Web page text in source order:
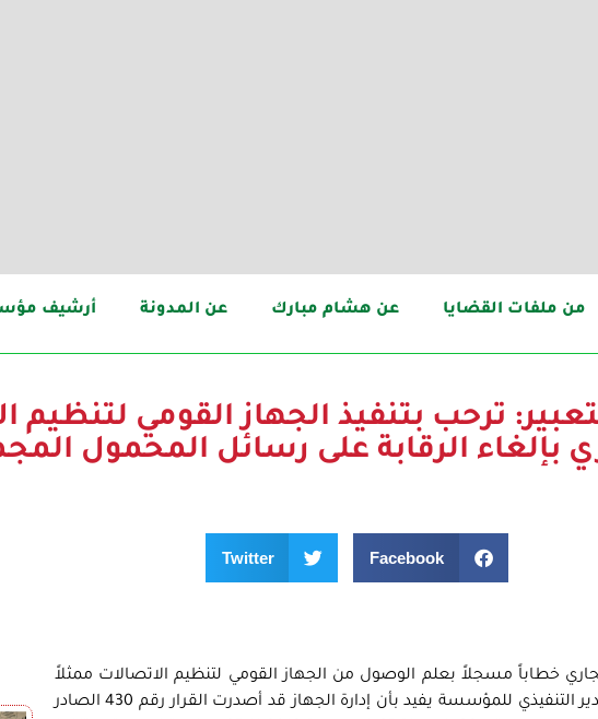
من ملفات القضايا عن هشام مبارك عن المدونة أرشيف
ترحب بتنفيذ الجهاز القومي لتنظيم
بإلغاء الرقابة على رسائل المحمول
Facebook
Twitter
خطاباً مسجلاً بعلم الوصول من الجهاز القومي لتنظيم الاتصالات ممثلاً
في رئيسه التنفيذي الدكتور عمرو بدوى ، موجه إلى المدير التنفيذي للمؤسسة يفيد بأن إدارة الجهاز قد أصدرت القرار رقم 430 الصادر